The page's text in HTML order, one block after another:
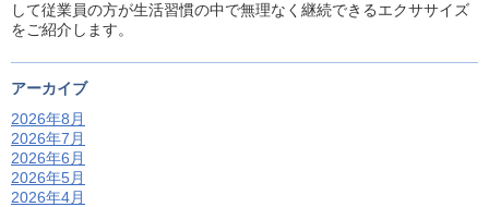
して従業員の方が生活習慣の中で無理なく継続できるエクササイズ
をご紹介します。
アーカイブ
2026年8月
2026年7月
2026年6月
2026年5月
2026年4月